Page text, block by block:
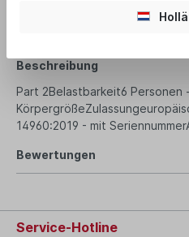
Beschreibung
Part 2Belastbarkeit6 Personen
14960:2019 - mit
Bewertungen
Service-Hotline